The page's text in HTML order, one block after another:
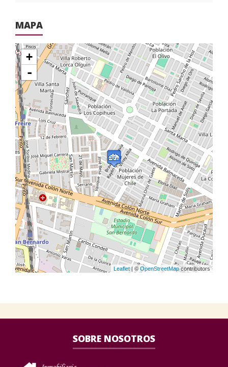
MAPA
+
-
Leaflet| ©OpenStreetMapcontributors
SOBRE NOSOTROS